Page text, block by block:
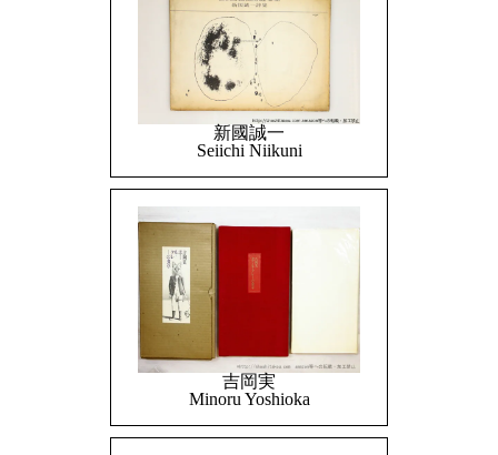
新國誠一
Seiichi Niikuni
吉岡実
Minoru Yoshioka